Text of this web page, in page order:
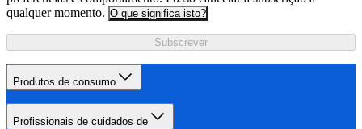
qualquer momento. O que significa isto?
Subscrever
Produtos de consumo
Profissionais de cuidados de